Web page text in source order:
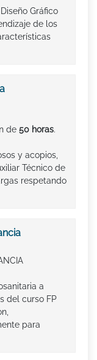
Gráfico
de los
de 50 horas.
y acopios,
Técnico de
respetando
a
del curso FP
para